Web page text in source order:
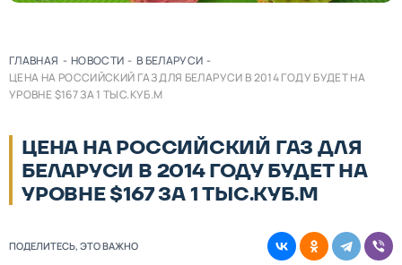
ГЛАВНАЯ - НОВОСТИ - В БЕЛАРУСИ -
ЦЕНА НА РОССИЙСКИЙ ГАЗ ДЛЯ БЕЛАРУСИ В 2014 ГОДУ БУДЕТ НА
УРОВНЕ $167 ЗА 1 ТЫС.КУБ.М
ЦЕНА НА РОССИЙСКИЙ ГАЗ ДЛЯ
БЕЛАРУСИ В 2014 ГОДУ БУДЕТ НА
УРОВНЕ $167 ЗА 1 ТЫС.КУБ.М
ПОДЕЛИТЕСЬ, ЭТО ВАЖНО